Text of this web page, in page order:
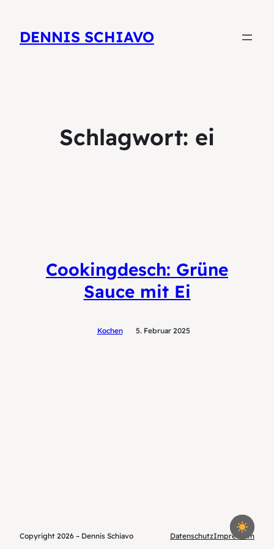
DENNIS SCHIAVO
Schlagwort: ei
Cookingdesch: Grüne
Sauce mit Ei
Kochen 5. Februar 2025
Copyright 2026 – Dennis Schiavo DatenschutzImpressum